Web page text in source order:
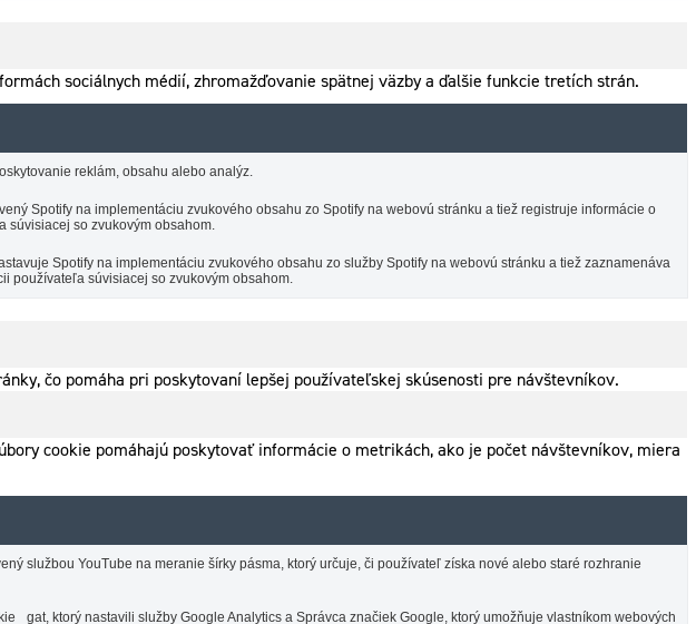
sociálnych médií, zhromažďovanie spätnej väzby a ďalšie funkcie tretích strán.
reklám, obsahu alebo analýz.
Spotify na implementáciu zvukového obsahu zo Spotify na webovú stránku a tiež registruje informácie o
súvisiacej so zvukovým obsahom.
Spotify na implementáciu zvukového obsahu zo služby Spotify na webovú stránku a tiež zaznamenáva
používateľa súvisiacej so zvukovým obsahom.
čo pomáha pri poskytovaní lepšej používateľskej skúsenosti pre návštevníkov.
cookie pomáhajú poskytovať informácie o metrikách, ako je počet návštevníkov, miera
službou YouTube na meranie šírky pásma, ktorý určuje, či používateľ získa nové alebo staré rozhranie
_gat, ktorý nastavili služby Google Analytics a Správca značiek Google, ktorý umožňuje vlastníkom webových